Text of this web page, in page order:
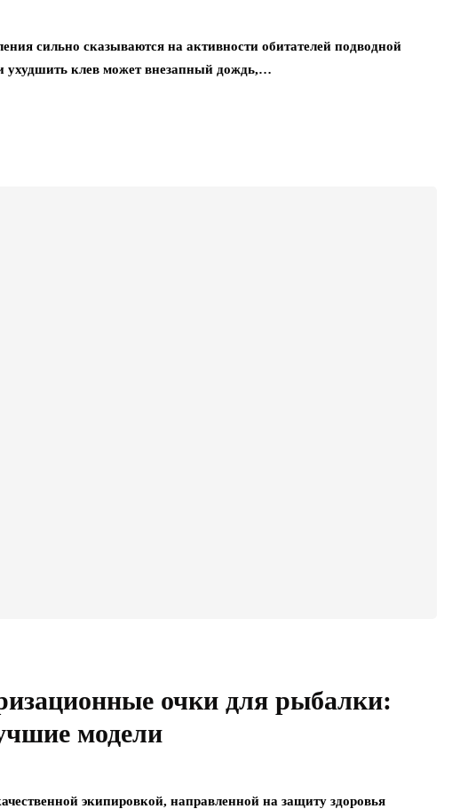
сильно сказываются на активности обитателей подводной
ухудшить клев может внезапный дождь,…
очки для рыбалки:
модели
экипировкой, направленной на защиту здоровья